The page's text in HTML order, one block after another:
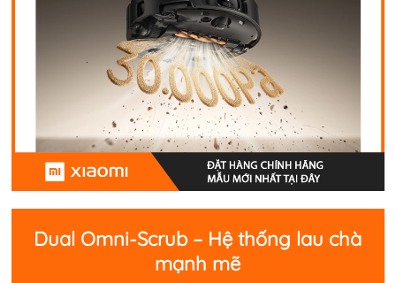
Dual Omni-Scrub – Hệ thống lau chà
mạnh mẽ